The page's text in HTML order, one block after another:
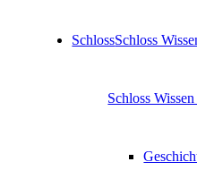
SchlossSchloss
Schloss